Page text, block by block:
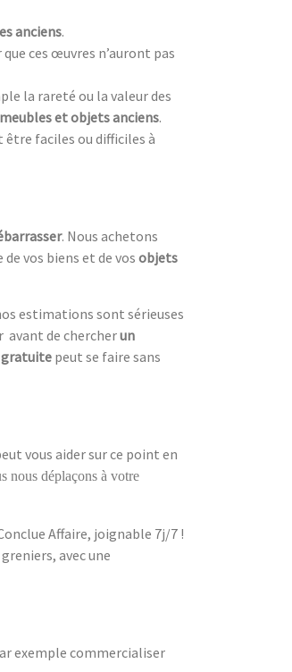
anciens.
que ces œuvres n’auront pas
la rareté ou la valeur des
et objets anciens.
faciles ou difficiles à
. Nous achetons
vos biens et de vosobjets
estimations sont sérieuses
avant de chercherun
peut se faire sans
vous aider sur ce point en
nous déplaçons à votre
Affaire, joignable 7j/7 !
avec une
exemple commercialiser